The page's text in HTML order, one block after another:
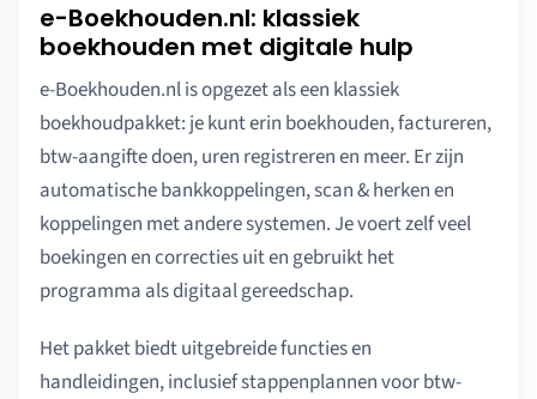
e-Boekhouden.nl: klassiek
boekhouden met digitale hulp
e-Boekhouden.nl is opgezet als een klassiek
boekhoudpakket: je kunt erin boekhouden, factureren,
btw-aangifte doen, uren registreren en meer. Er zijn
automatische bankkoppelingen, scan & herken en
koppelingen met andere systemen. Je voert zelf veel
boekingen en correcties uit en gebruikt het
programma als digitaal gereedschap.
Het pakket biedt uitgebreide functies en
handleidingen, inclusief stappenplannen voor btw-